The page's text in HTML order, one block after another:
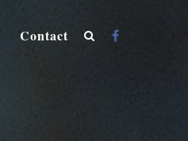
Contact